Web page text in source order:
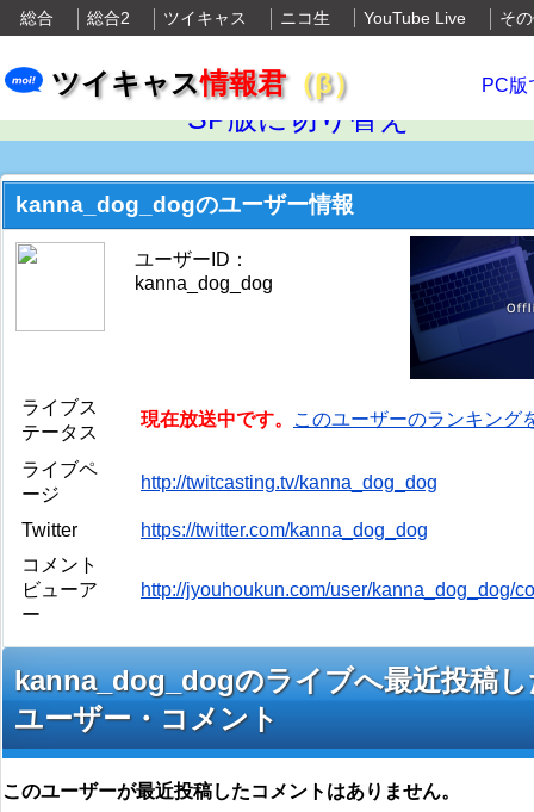
総合 総合2 ツイキャス ニコ生 YouTube Live そ
ツイキャス情報君（β） PC版
SP版に切り替え
kanna_dog_dogのユーザー情報
ユーザーID：
kanna_dog_dog
ライブス
テータス
現在放送中です。 このユーザーのランキング
ライブペ
ージ
http://twitcasting.tv/kanna_dog_dog
Twitter
https://twitter.com/kanna_dog_dog
コメント
ビューア
ー
http://jyouhoukun.com/user/kanna_dog_dog/
kanna_dog_dogのライブへ最近投稿し
ユーザー・コメント
このユーザーが最近投稿したコメントはありません。